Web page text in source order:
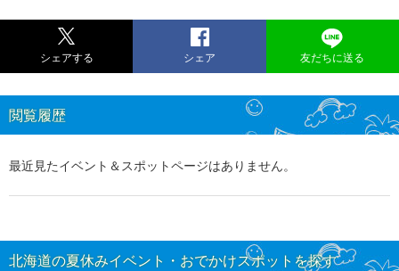
シェアする シェア 友だちに送る
閲覧履歴
最近見たイベント＆スポットページはありません。
北海道の夏休みイベント・おでかけスポットを探す